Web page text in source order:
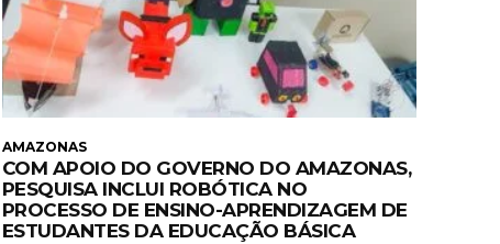
AMAZONAS
COM APOIO DO GOVERNO DO AMAZONAS,
PESQUISA INCLUI ROBÓTICA NO
PROCESSO DE ENSINO-APRENDIZAGEM DE
ESTUDANTES DA EDUCAÇÃO BÁSICA